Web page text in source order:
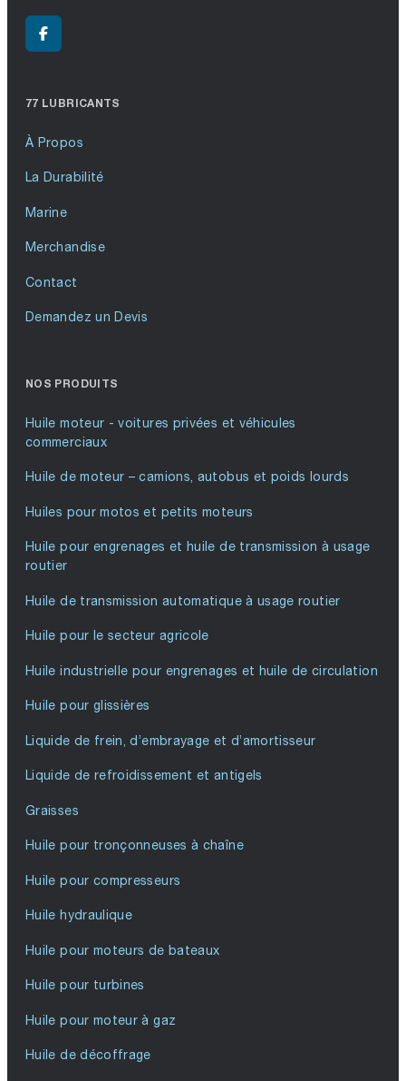
77 LUBRICANTS
À Propos
La Durabilité
Marine
Merchandise
Contact
Demandez un Devis
NOS PRODUITS
Huile moteur - voitures privées et véhicules
commerciaux
Huile de moteur – camions, autobus et poids lourds
Huiles pour motos et petits moteurs
Huile pour engrenages et huile de transmission à usage
routier
Huile de transmission automatique à usage routier
Huile pour le secteur agricole
Huile industrielle pour engrenages et huile de circulation
Huile pour glissières
Liquide de frein, d’embrayage et d’amortisseur
Liquide de refroidissement et antigels
Graisses
Huile pour tronçonneuses à chaîne
Huile pour compresseurs
Huile hydraulique
Huile pour moteurs de bateaux
Huile pour turbines
Huile pour moteur à gaz
Huile de décoffrage